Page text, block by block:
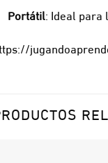
Portátil: Ideal para